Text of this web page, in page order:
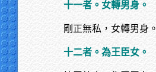
十一者。女轉男身。
剛正無私，女轉男身。
十二者。為王臣女。